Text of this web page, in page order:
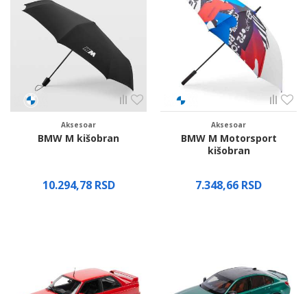
Aksesoar
BMW M kišobran
10.294,78 RSD
Aksesoar
BMW M Motorsport
kišobran
7.348,66 RSD